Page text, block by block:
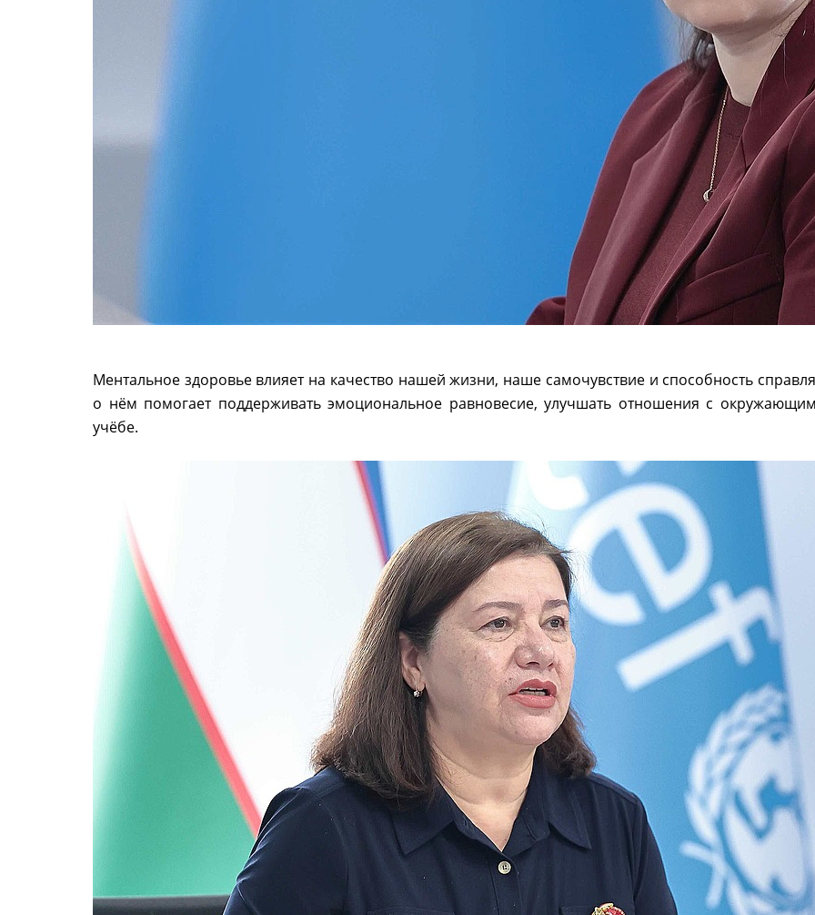
Ментальное здоровье влияет на качество нашей жизни, наше самочувствие и способность
о нём помогает поддерживать эмоциональное равновесие, улучшать отношения с
учёбе.